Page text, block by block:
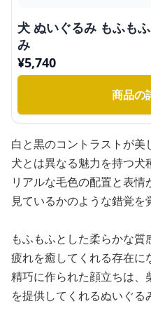
犬 ぬいぐるみ もふも
み
¥5,740
商品の
白と黒のコントラストが
犬とは異なる魅力を持つ犬
リアルな毛色の配置と表
見ているかのような錯覚を
もふもふとした柔らかな
疲れを癒してくれる存在に
精巧に作られた顔立ちは、
を提供してくれるぬいぐる